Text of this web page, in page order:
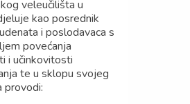
veleučilišta u
kao posrednik
i poslodavaca s
povećanja
i učinkovitosti
te u sklopu svojeg
provodi: